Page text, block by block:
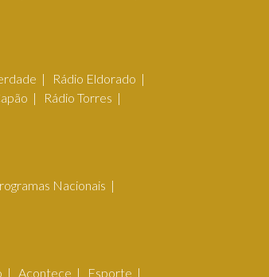
Rádio Eldorado
Rádio Torres
Nacionais
Acontece Esporte